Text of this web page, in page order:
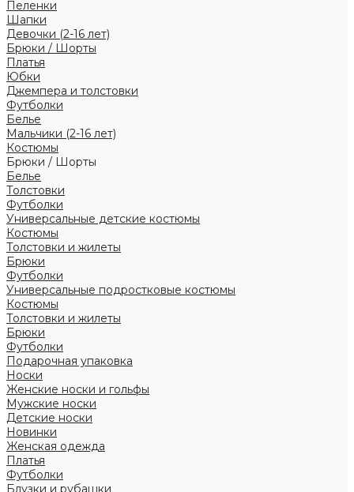
Пеленки
Шапки
Девочки (2-16 лет)
Брюки / Шорты
Платья
Юбки
Джемпера и толстовки
Футболки
Белье
Мальчики (2-16 лет)
Костюмы
Брюки / Шорты
Белье
Толстовки
Футболки
Универсальные детские костюмы
Костюмы
Толстовки и жилеты
Брюки
Футболки
Универсальные подростковые костюмы
Костюмы
Толстовки и жилеты
Брюки
Футболки
Подарочная упаковка
Носки
Женские носки и гольфы
Мужские носки
Детские носки
Новинки
Женская одежда
Платья
Футболки
Блузки и рубашки